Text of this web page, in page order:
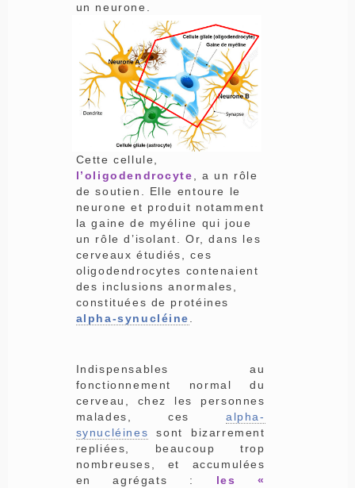
un neurone.
Cette cellule,
l’oligodendrocyte
, a un rôle
de soutien. Elle entoure le
neurone et produit notamment
la gaine de myéline qui joue
un rôle d’isolant. Or, dans les
cerveaux étudiés, ces
oligodendrocytes contenaient
des inclusions anormales,
constituées de protéines
alpha-synucléine
Indispensables au
fonctionnement normal du
cerveau, chez les personnes
malades, cesalpha-
synucléines sont bizarrement
repliées, beaucoup trop
nombreuses, et accumulées
en agrégats : les «